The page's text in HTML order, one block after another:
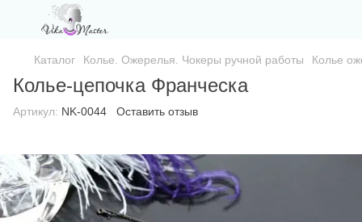
Каталог Колье. Ожерелья. Чокеры ручной работы Колье
Колье-цепочка Франческа
Артикул: NK-0044 Оставить отзыв